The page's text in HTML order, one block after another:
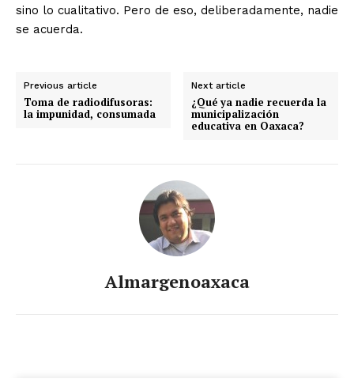
sino lo cualitativo. Pero de eso, deliberadamente, nadie
se acuerda.
Previous article
Toma de radiodifusoras:
la impunidad, consumada
Next article
¿Qué ya nadie recuerda la
municipalización
educativa en Oaxaca?
Almargenoaxaca